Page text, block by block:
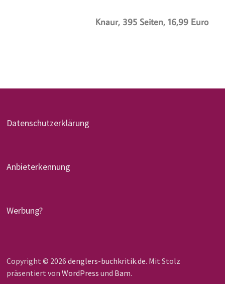
Knaur, 395 Seiten, 16,99 Euro
Datenschutzerklärung
Anbieterkennung
Werbung?
Copyright © 2026 denglers-buchkritik.de. Mit Stolz
präsentiert von WordPress und Bam.